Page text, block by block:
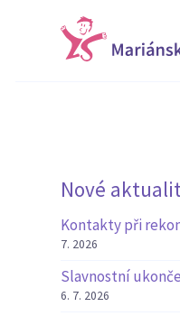
Nové
Kontakty při
7. 2026
Slavnostní
6. 7. 2026